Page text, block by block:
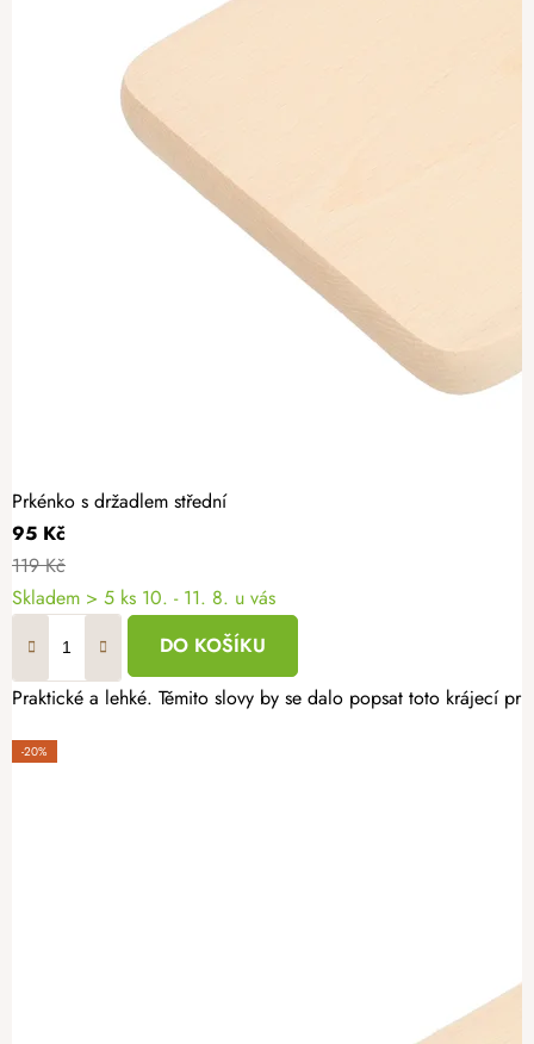
Prkénko s držadlem střední
95 Kč
119 Kč
Skladem > 5 ks 10. - 11. 8. u vás
DO KOŠÍKU
Praktické a lehké. Těmito slovy by se dalo popsat toto krájecí
-20%